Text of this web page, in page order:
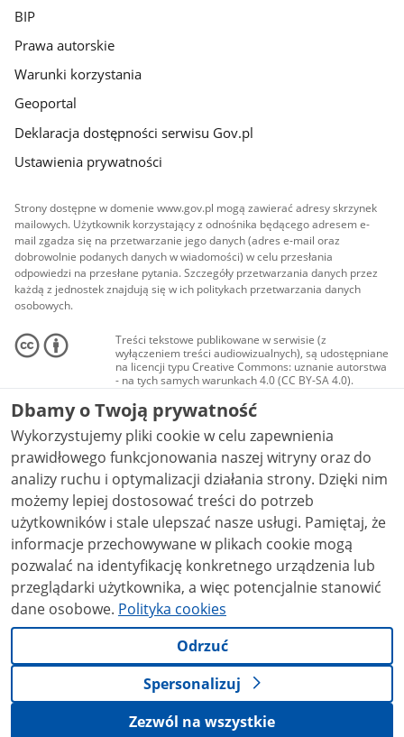
BIP
Prawa autorskie
Warunki korzystania
Geoportal
Deklaracja dostępności serwisu Gov.pl
Ustawienia prywatności
Strony dostępne w domenie www.gov.pl mogą zawierać adresy skrzynek
mailowych. Użytkownik korzystający z odnośnika będącego adresem e-
mail zgadza się na przetwarzanie jego danych (adres e-mail oraz
dobrowolnie podanych danych w wiadomości) w celu przesłania
odpowiedzi na przesłane pytania. Szczegóły przetwarzania danych przez
każdą z jednostek znajdują się w ich politykach przetwarzania danych
osobowych.
Treści tekstowe publikowane w serwisie (z
wyłączeniem treści audiowizualnych), są udostępniane
na licencji typu Creative Commons: uznanie autorstwa
- na tych samych warunkach 4.0 (CC BY-SA 4.0).
Materiały audiowizualne, w tym zdjęcia, materiały
audio i wideo, są udostępniane na licencji typu
Creative Commons: uznanie autorstwa użycie
niekomercyjne - bez utworów zależnych 4.0 (CC BY-
NC-ND 4.0), o ile nie jest to stwierdzone inaczej.
Dbamy o Twoją prywatność
Wykorzystujemy pliki cookie w celu zapewnienia
prawidłowego funkcjonowania naszej witryny oraz do
analizy ruchu i optymalizacji działania strony. Dzięki nim
możemy lepiej dostosować treści do potrzeb
użytkowników i stale ulepszać nasze usługi. Pamiętaj, że
informacje przechowywane w plikach cookie mogą
pozwalać na identyfikację konkretnego urządzenia lub
przeglądarki użytkownika, a więc potencjalnie stanowić
dane osobowe. Polityka cookies
Odrzuć
Spersonalizuj
Zezwól na wszystkie